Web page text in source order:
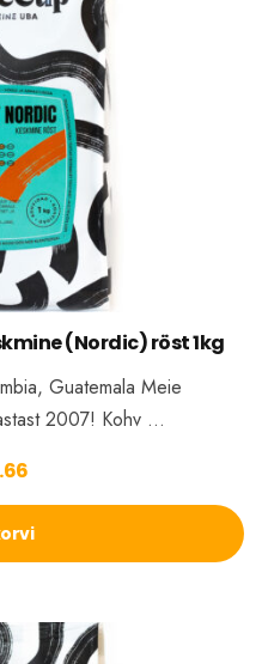
(Nordic) röst 1kg
Guatemala Meie
2007! Kohv …